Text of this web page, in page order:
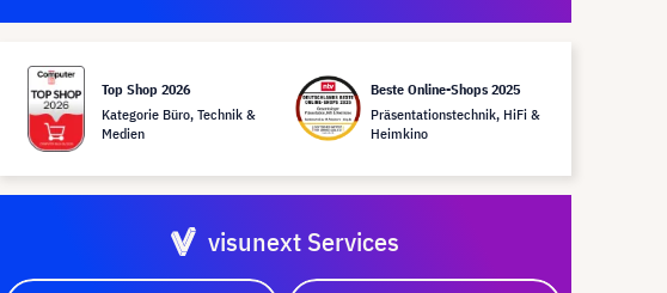
Top Shop 2026
Kategorie Büro, Technik &
Medien
Beste Online-Shops 2025
Präsentationstechnik, HiFi &
Heimkino
visunext Services